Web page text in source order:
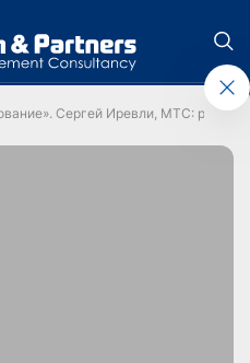
Сергей Иревли, МТС: